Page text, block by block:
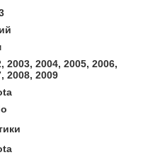
2003, 2004, 2005, 2006,
2008, 2009